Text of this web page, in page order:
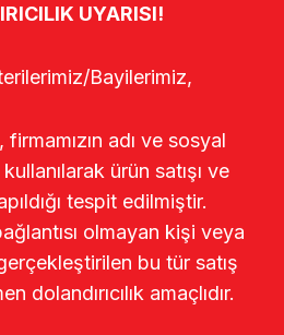
UYARISI!
Bayilerimiz,
adı ve sosyal
ürün satışı ve
tespit edilmiştir.
olmayan kişi veya
bu tür satış
dolandırıcılık amaçlıdır.